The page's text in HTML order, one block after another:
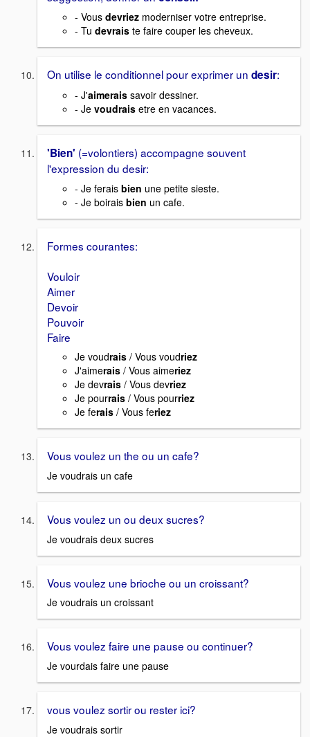
- Vous devriez moderniser votre entreprise.
- Tu devrais te faire couper les cheveux.
On utilise le conditionnel pour exprimer un desir:
- J'aimerais savoir dessiner.
- Je voudrais etre en vacances.
'Bien' (=volontiers) accompagne souvent
l'expression du desir:
- Je ferais bien une petite sieste.
- Je boirais bien un cafe.
Formes courantes:
Vouloir
Aimer
Devoir
Pouvoir
Faire
Je voudrais / Vous voudriez
J'aimerais / Vous aimeriez
Je devrais / Vous devriez
Je pourrais / Vous pourriez
Je ferais / Vous feriez
Vous voulez un the ou un cafe?
Je voudrais un cafe
Vous voulez un ou deux sucres?
Je voudrais deux sucres
Vous voulez une brioche ou un croissant?
Je voudrais un croissant
Vous voulez faire une pause ou continuer?
Je vourdais faire une pause
vous voulez sortir ou rester ici?
Je voudrais sortir